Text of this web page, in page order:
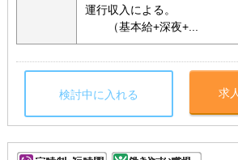
運行収入による。
（基本給+深夜+...
検討中に入れる 求